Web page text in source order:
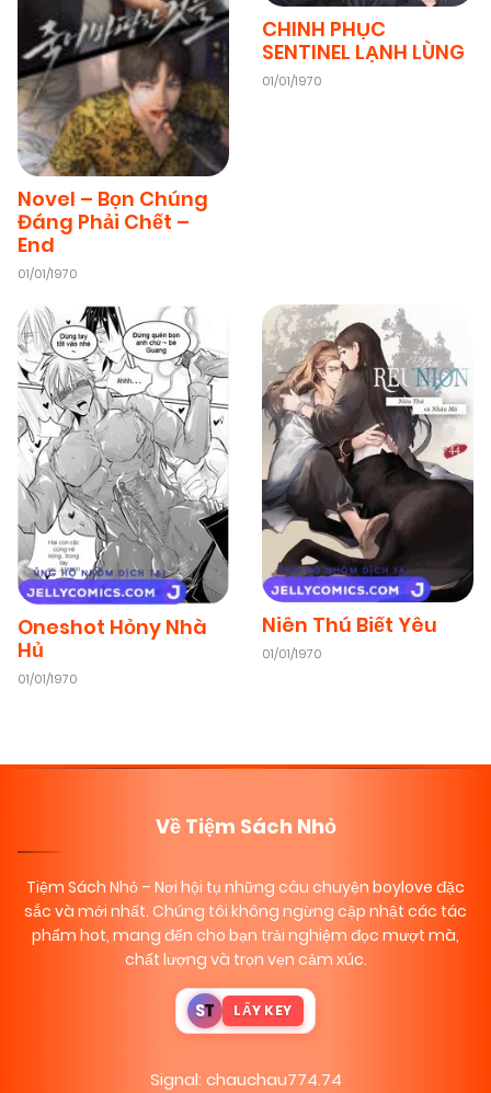
Novel – Bọn Chúng
Đáng Phải Chết –
End
01/01/1970
CHINH PHỤC
SENTINEL LẠNH LÙNG
01/01/1970
Oneshot Hỏny Nhà
Hủ
01/01/1970
Niên Thú Biết Yêu
01/01/1970
Về Tiệm Sách Nhỏ
Tiệm Sách Nhỏ – Nơi hội tụ những câu chuyện boylove đặc
sắc và mới nhất. Chúng tôi không ngừng cập nhật các tác
phẩm hot, mang đến cho bạn trải nghiệm đọc mượt mà,
chất lượng và trọn vẹn cảm xúc.
ST LẤY KEY
Signal: chauchau774.74